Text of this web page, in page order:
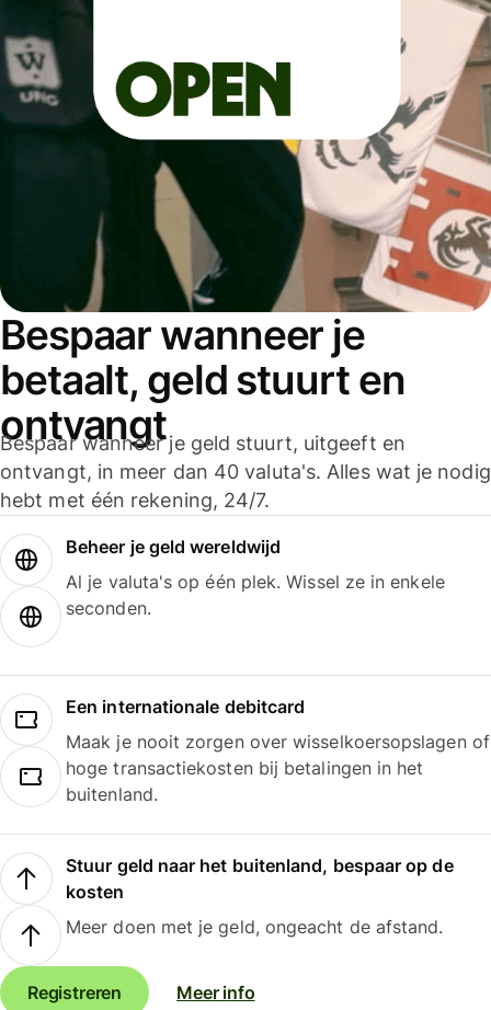
Bespaar wanneer je
betaalt, geld stuurt en
ontvangt
Bespaar wanneer je geld stuurt, uitgeeft en
ontvangt, in meer dan 40 valuta's. Alles wat je nodig
hebt met één rekening, 24/7.
Beheer je geld wereldwijd
Al je valuta's op één plek. Wissel ze in enkele
seconden.
Een internationale debitcard
Maak je nooit zorgen over wisselkoersopslagen of
hoge transactiekosten bij betalingen in het
buitenland.
Stuur geld naar het buitenland, bespaar op de
kosten
Meer doen met je geld, ongeacht de afstand.
Registreren Meer info